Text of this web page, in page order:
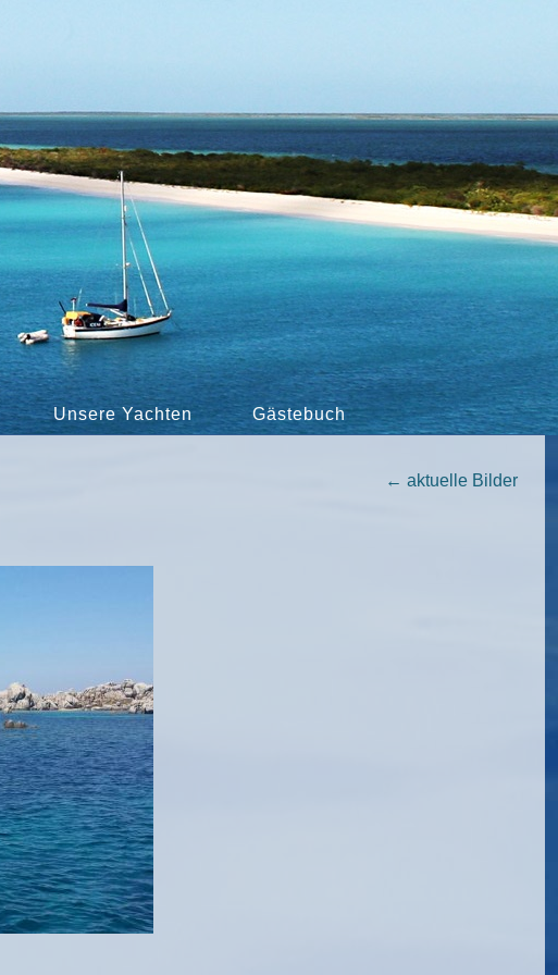
Unsere Yachten Gästebuch
← aktuelle Bilder